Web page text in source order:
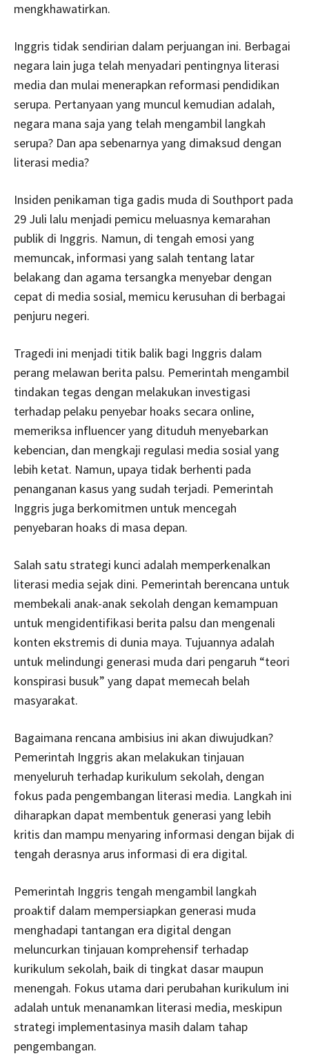
mengkhawatirkan.
Inggris tidak sendirian dalam perjuangan ini. Berbagai
negara lain juga telah menyadari pentingnya literasi
media dan mulai menerapkan reformasi pendidikan
serupa. Pertanyaan yang muncul kemudian adalah,
negara mana saja yang telah mengambil langkah
serupa? Dan apa sebenarnya yang dimaksud dengan
literasi media?
Insiden penikaman tiga gadis muda di Southport pada
29 Juli lalu menjadi pemicu meluasnya kemarahan
publik di Inggris. Namun, di tengah emosi yang
memuncak, informasi yang salah tentang latar
belakang dan agama tersangka menyebar dengan
cepat di media sosial, memicu kerusuhan di berbagai
penjuru negeri.
Tragedi ini menjadi titik balik bagi Inggris dalam
perang melawan berita palsu. Pemerintah mengambil
tindakan tegas dengan melakukan investigasi
terhadap pelaku penyebar hoaks secara online,
memeriksa influencer yang dituduh menyebarkan
kebencian, dan mengkaji regulasi media sosial yang
lebih ketat. Namun, upaya tidak berhenti pada
penanganan kasus yang sudah terjadi. Pemerintah
Inggris juga berkomitmen untuk mencegah
penyebaran hoaks di masa depan.
Salah satu strategi kunci adalah memperkenalkan
literasi media sejak dini. Pemerintah berencana untuk
membekali anak-anak sekolah dengan kemampuan
untuk mengidentifikasi berita palsu dan mengenali
konten ekstremis di dunia maya. Tujuannya adalah
untuk melindungi generasi muda dari pengaruh “teori
konspirasi busuk” yang dapat memecah belah
masyarakat.
Bagaimana rencana ambisius ini akan diwujudkan?
Pemerintah Inggris akan melakukan tinjauan
menyeluruh terhadap kurikulum sekolah, dengan
fokus pada pengembangan literasi media. Langkah ini
diharapkan dapat membentuk generasi yang lebih
kritis dan mampu menyaring informasi dengan bijak di
tengah derasnya arus informasi di era digital.
Pemerintah Inggris tengah mengambil langkah
proaktif dalam mempersiapkan generasi muda
menghadapi tantangan era digital dengan
meluncurkan tinjauan komprehensif terhadap
kurikulum sekolah, baik di tingkat dasar maupun
menengah. Fokus utama dari perubahan kurikulum ini
adalah untuk menanamkan literasi media, meskipun
strategi implementasinya masih dalam tahap
pengembangan.